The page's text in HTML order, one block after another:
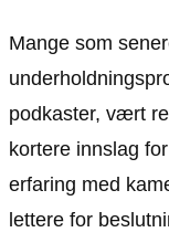
Mange som
podkaster, vært
kortere innslag
erfaring med
lettere for